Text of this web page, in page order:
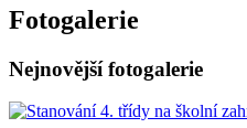
Fotogalerie
Nejnovější fotogalerie